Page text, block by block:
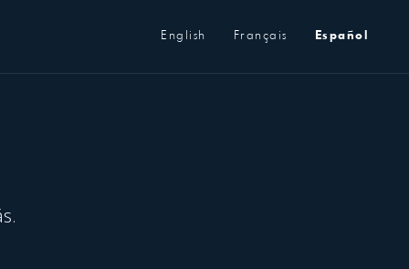
English Français Español